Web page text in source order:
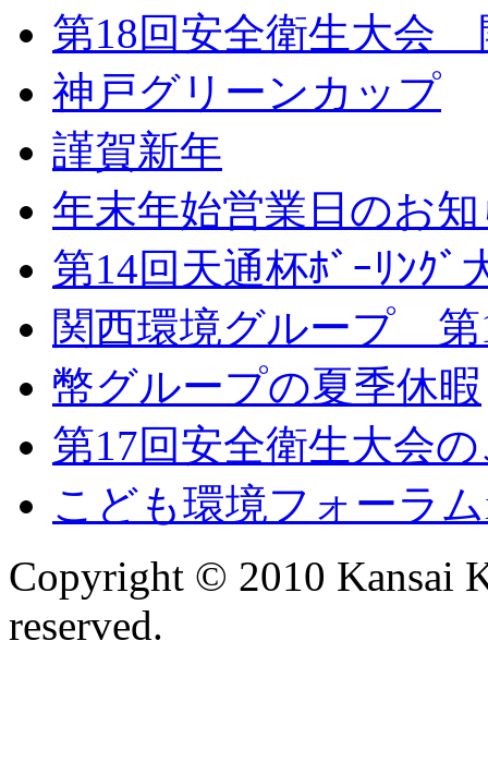
第18回安全衛生大会
神戸グリーンカップ
謹賀新年
年末年始営業日のお
第14回天通杯ﾎﾞｰﾘﾝｸﾞ
関西環境グループ 第
幣グループの夏季休暇
第17回安全衛生大会
こども環境フォーラ
Copyright © 2010 Kansai
reserved.